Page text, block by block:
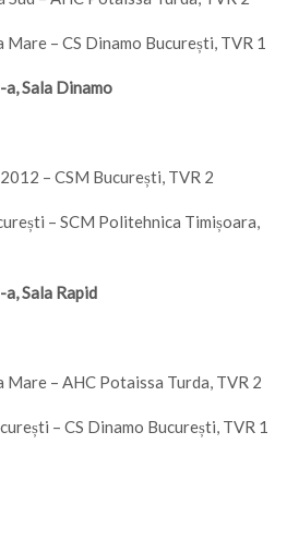
– CS Dinamo București, TVR 1
Sala Dinamo
– CSM București, TVR 2
– SCM Politehnica Timișoara,
Sala Rapid
– AHC Potaissa Turda, TVR 2
– CS Dinamo București, TVR 1